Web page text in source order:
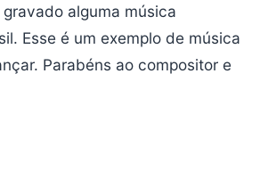
alguma música
Esse é um exemplo de música
Parabéns ao compositor e